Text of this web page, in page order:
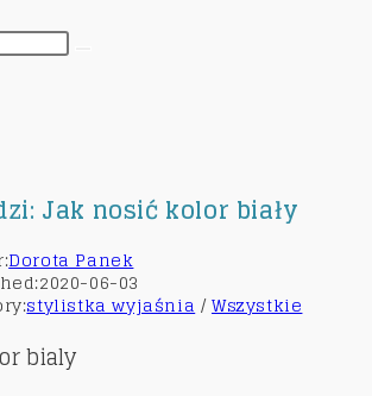
Jak nosić kolor biały
Dorota Panek
2020-06-03
stylistka wyjaśnia/Wszystkie